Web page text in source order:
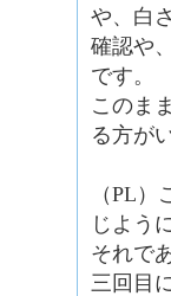
や、白
確認や
です。
このま
る方が
（PL
じよう
それで
三回目